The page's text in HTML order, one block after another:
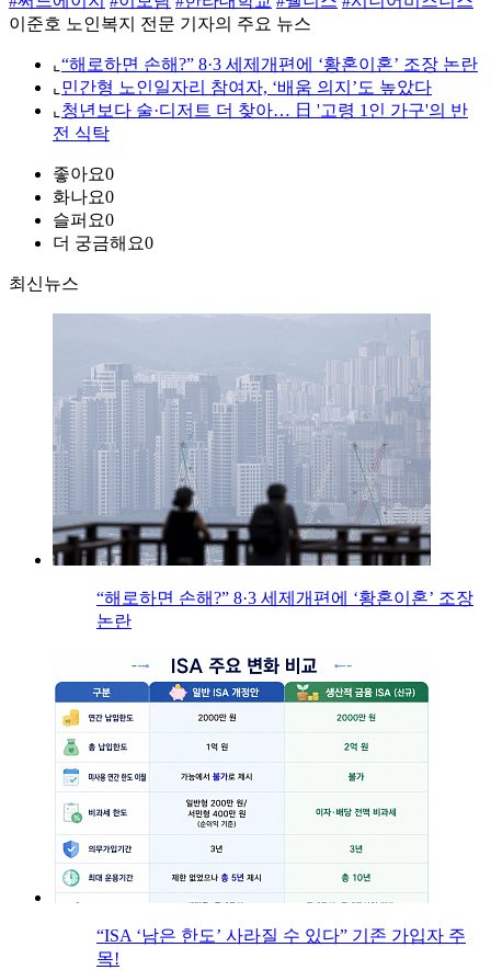
이준호 노인복지 전문 기자의 주요 뉴스
⌞ “해로하면 손해?” 8·3 세제개편에 ‘황혼이혼’ 조장 논란
⌞ 민간형 노인일자리 참여자, ‘배움 의지’도 높았다
⌞ 청년보다 술·디저트 더 찾아… 日 '고령 1인 가구'의 반
전 식탁
좋아요0
화나요0
슬퍼요0
더 궁금해요0
최신뉴스
“해로하면 손해?” 8·3 세제개편에 ‘황혼이혼’ 조장
논란
“ISA ‘남은 한도’ 사라질 수 있다” 기존 가입자 주
목!